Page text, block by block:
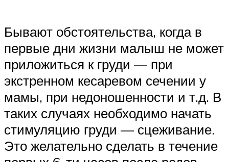
Бывают обстоятельства, когда в
первые дни жизни малыш не может
приложиться к груди — при
экстренном кесаревом сечении у
мамы, при недоношенности и т.д. В
таких случаях необходимо начать
стимуляцию груди — сцеживание.
Это желательно сделать в течение